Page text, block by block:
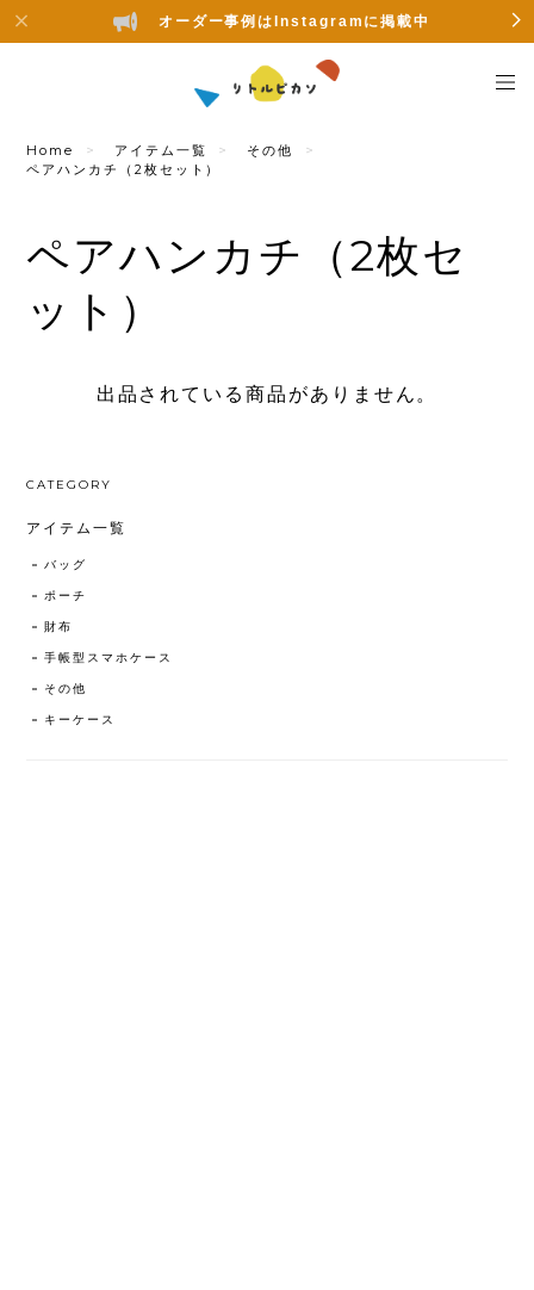
オーダー事例はInstagramに掲載中
Home アイテム一覧
その他
ペアハンカチ（2枚セット）
ペアハンカチ（2枚セ
ット）
出品されている商品がありません。
CATEGORY
アイテム一覧
バッグ
ポーチ
財布
手帳型スマホケース
その他
キーケース